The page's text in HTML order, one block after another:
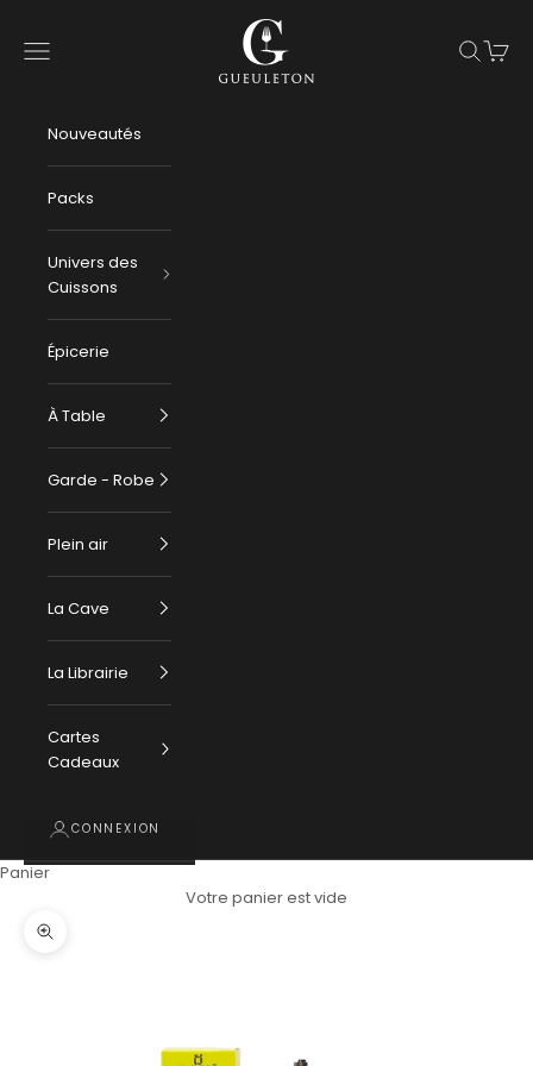
Gueuleton
Menu
Panier
Nouveautés
Packs
Univers des
Cuissons
Épicerie
À Table
Garde - Robe
Plein air
La Cave
La Librairie
Cartes
Cadeaux
CONNEXION
Panier
Votre panier est vide
Zoomer sur l'image